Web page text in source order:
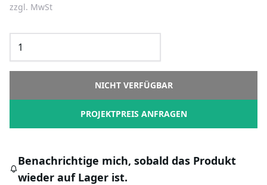
zzgl. MwSt
NICHT VERFÜGBAR
PROJEKTPREIS ANFRAGEN
Benachrichtige mich, sobald das Produkt
wieder auf Lager ist.